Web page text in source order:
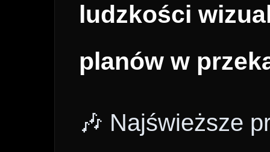
ludzkości
planów w
🎶 Najświeższe